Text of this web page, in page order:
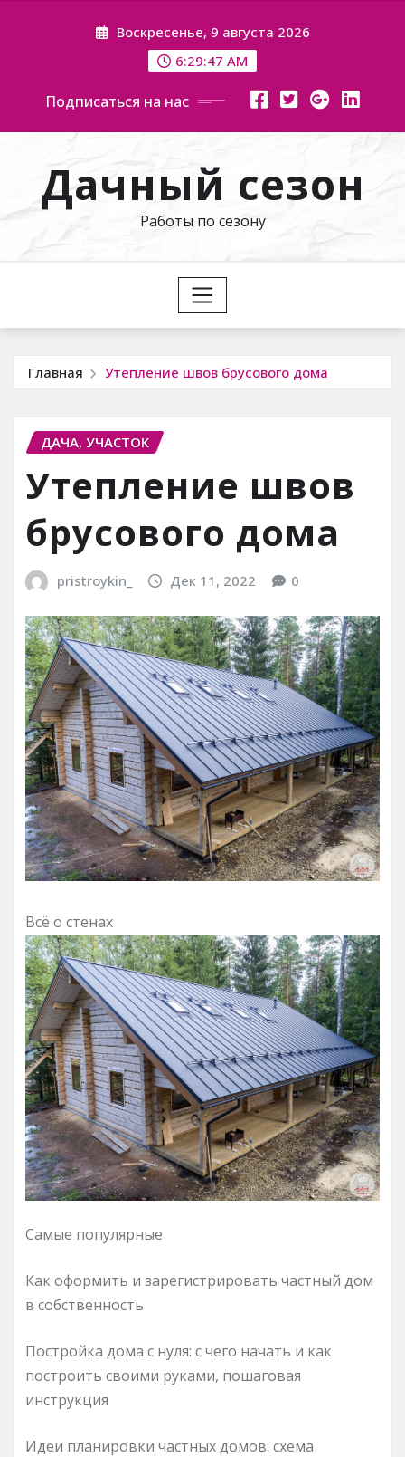
Воскресенье, 9 августа 2026
6:29:48 AM
Подписаться на нас
Дачный сезон
Работы по сезону
Главная Утепление швов брусового дома
ДАЧА, УЧАСТОК
Утепление швов
брусового дома
pristroykin_ Дек 11, 2022 0
Всё о стенах
Самые популярные
Как оформить и зарегистрировать частный дом
в собственность
Постройка дома с нуля: с чего начать и как
построить своими руками, пошаговая
инструкция
Идеи планировки частных домов: схема